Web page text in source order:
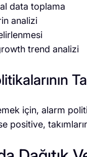
data toplama
analizi
trend analizi
için, alarm
positive,